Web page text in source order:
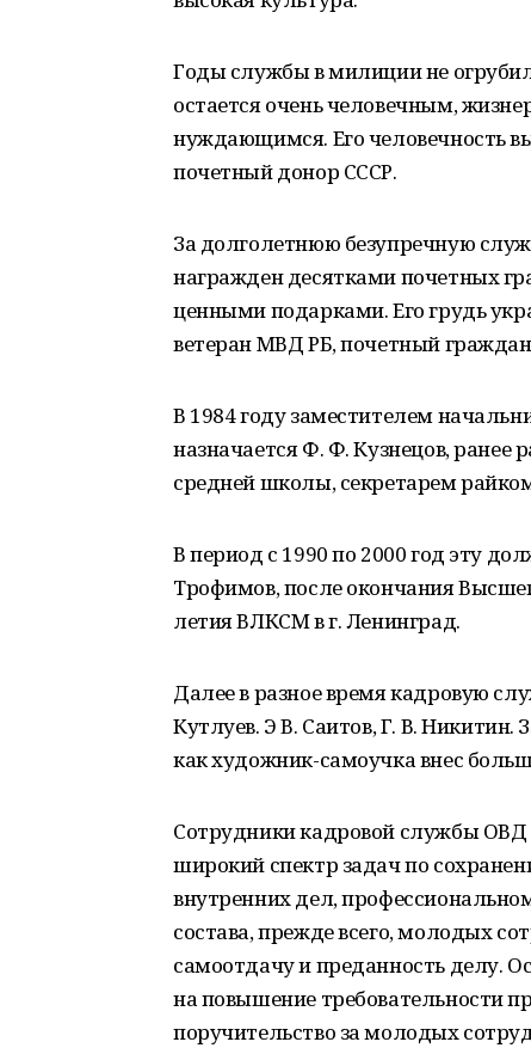
Годы службы в милиции не
остается очень человечным,
нуждающимся. Его человечность
почетный донор СССР.
За долголетнюю безупречную
награжден десятками почетных
ценными подарками. Его грудь
ветеран МВД РБ, почетный
В 1984 году заместителем
назначается Ф. Ф. Кузнецов,
средней школы, секретарем
В период с 1990 по 2000 год эту
Трофимов, после окончания
летия ВЛКСМ в г. Ленинград.
Далее в разное время кадровую
Кутлуев. Э В. Саитов, Г. В.
как художник-самоучка внес
Сотрудники кадровой службы
широкий спектр задач по
внутренних дел,
состава, прежде всего, молодых
самоотдачу и преданность делу.
на повышение требовательности
поручительство за молодых